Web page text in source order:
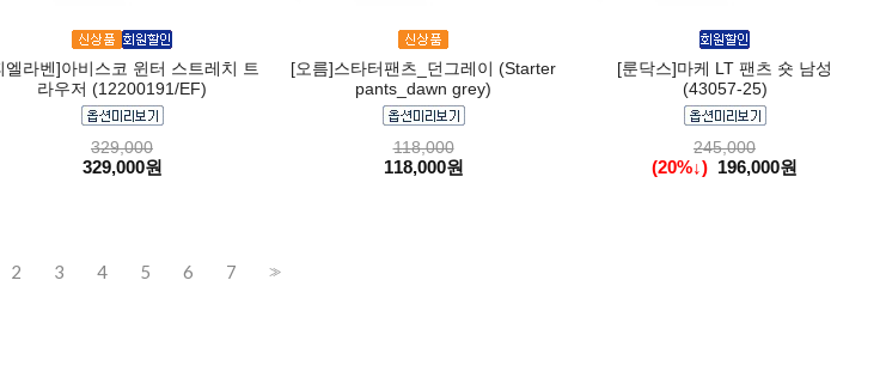
엘라벤]아비스코 윈터 스트레치 트
라우저 (12200191/EF)
329,000
329,000원
[오름]스타터팬츠_던그레이 (Starter
pants_dawn grey)
118,000
118,000원
[룬닥스]마케 LT 팬츠 숏 남성
(43057-25)
245,000
(20%↓) 196,000원
2 3 4 5 6 7 >>